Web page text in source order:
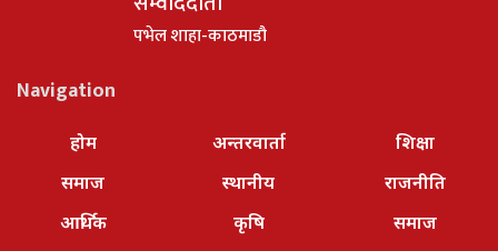
पभेल शाहा-काठमाडौ
Navigation
होम
समाज
आर्थिक
अन्तरवार्ता
स्थानीय
कृषि
शिक्षा
राजनीति
समाज